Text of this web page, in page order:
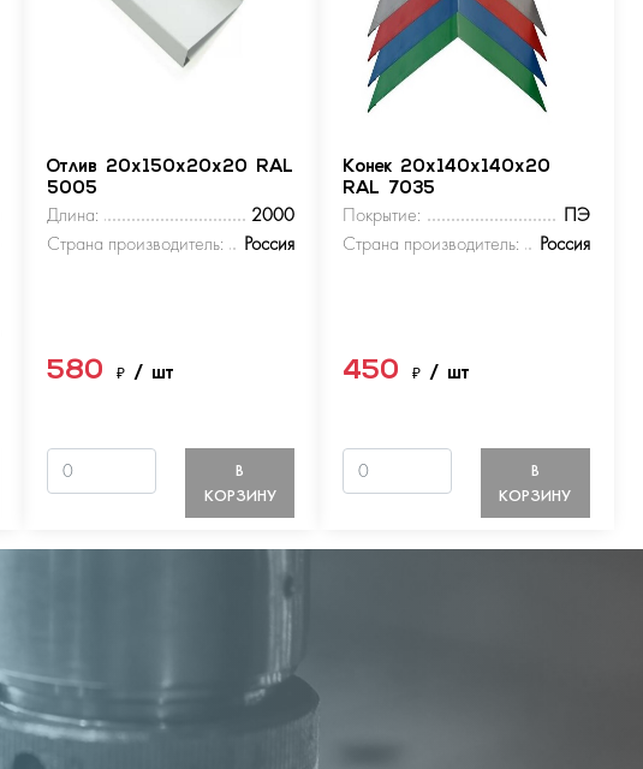
Отлив 20х150х20х20 RAL
5005
Длина:
2000
Страна производитель:
Россия
580₽/ шт
В
КОРЗИНУ
Конек 20х140х140х20
RAL 7035
Покрытие:
ПЭ
Страна производитель:
Россия
450 ₽ / шт
В
КОРЗИНУ